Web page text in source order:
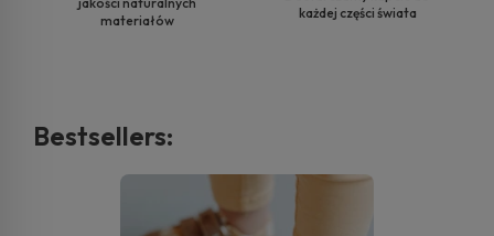
materiałów
każdej części świata
Bestsellers: